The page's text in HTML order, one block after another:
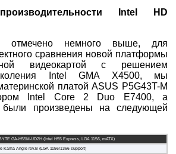
Intel HD
отмечено немного выше, для
сравнения новой платформы
видеокартой с решением
Intel GMA X4500, мы
платой ASUS P5G43T-M
Intel Core 2 Duo E7400, а
были произведены на следующей
GA-H55M-UD2H (Intel H55 Express, LGA 1156, mATX)
Kama Angle rev.B (LGA 1156/1366 support)